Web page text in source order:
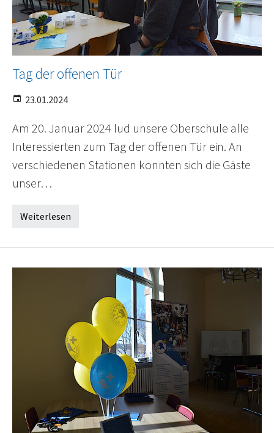
Tag der offenen Tür
23.01.2024
Am 20. Januar 2024 lud unsere Oberschule alle
Interessierten zum Tag der offenen Tür ein. An
verschiedenen Stationen konnten sich die Gäste
unser…
Weiterlesen